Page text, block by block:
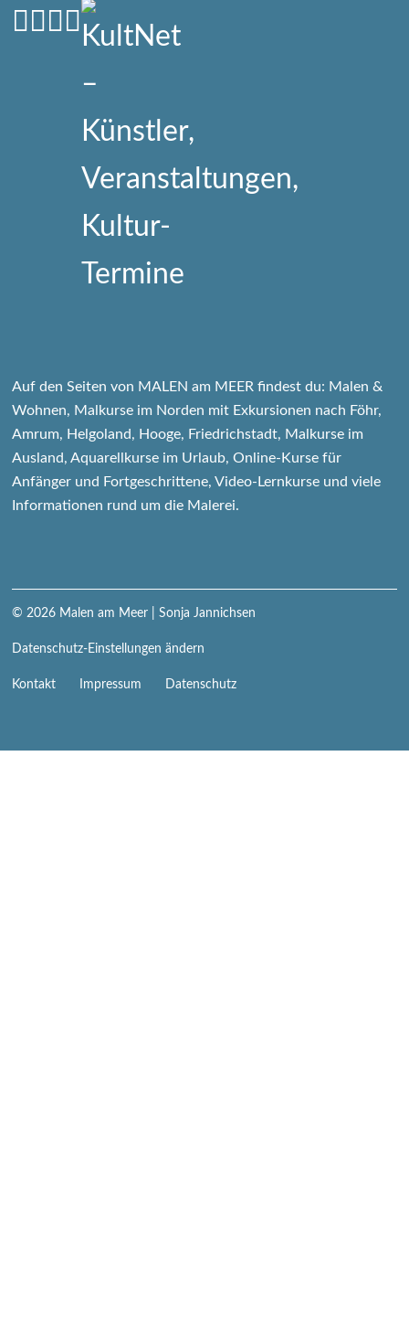
Auf den Seiten von MALEN am MEER findest du: Malen &
Wohnen, Malkurse im Norden mit Exkursionen nach Föhr,
Amrum, Helgoland, Hooge, Friedrichstadt, Malkurse im
Ausland, Aquarellkurse im Urlaub, Online-Kurse für
Anfänger und Fortgeschrittene, Video-Lernkurse und viele
Informationen rund um die Malerei.
© 2026 Malen am Meer | Sonja Jannichsen
Datenschutz-Einstellungen ändern
Navigation
Kontakt Impressum Datenschutz